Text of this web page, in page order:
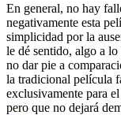
En general, no hay
negativamente esta
simplicidad por la
le dé sentido, algo a lo
no dar pie a
la tradicional película
exclusivamente para
pero que no dejará